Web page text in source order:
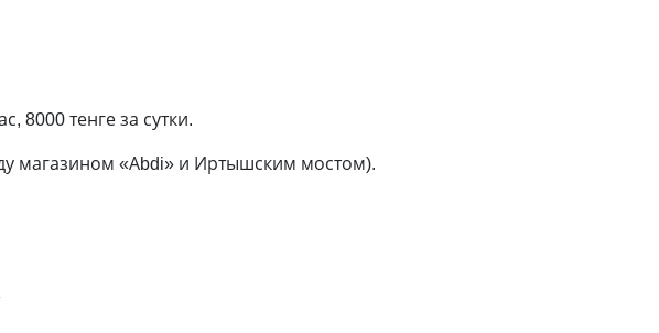
8000 тенге за сутки.
магазином «Аbdi» и Иртышским мостом).